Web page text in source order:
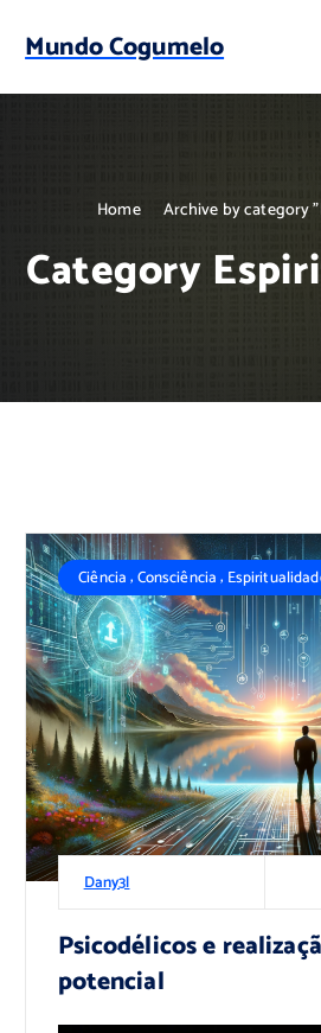
p
Mundo Cogumelo
Home Archive by category
Category
Dany3l
Ciência,Consciência,
Psicodélicos e
potencial